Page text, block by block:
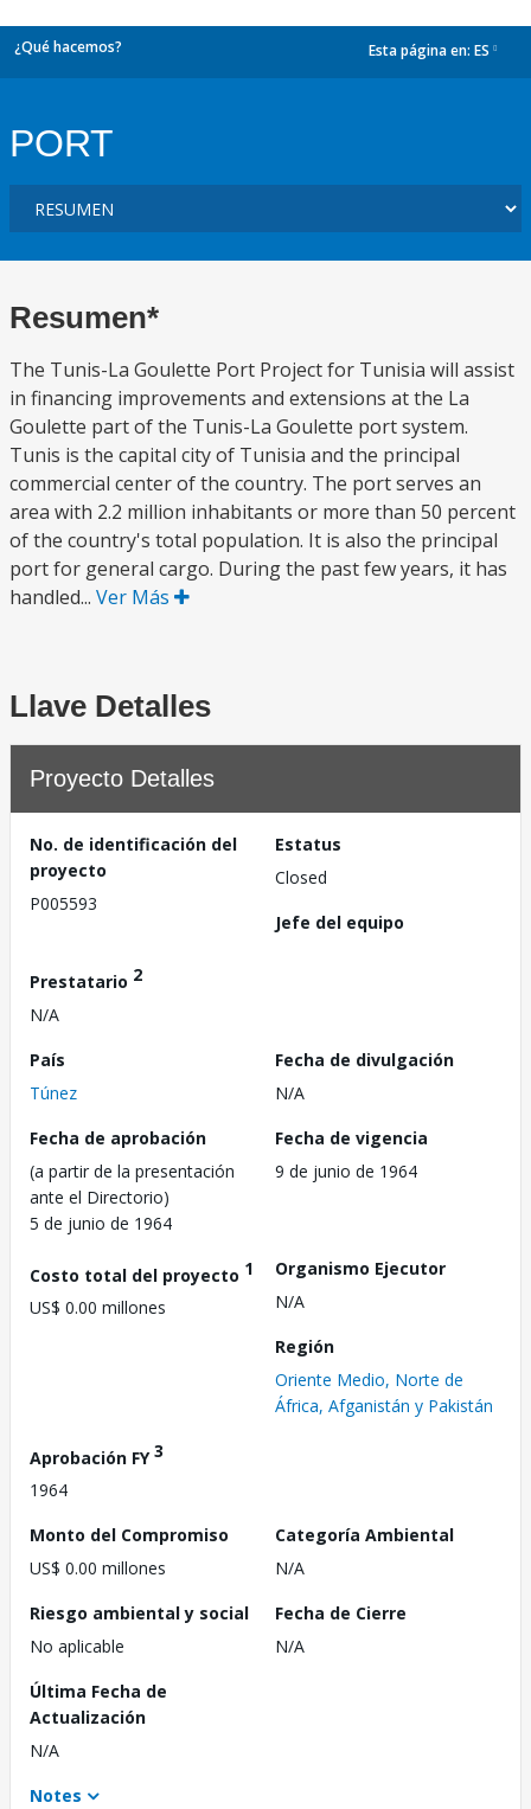
¿Qué hacemos? Esta página en: ES
PORT
Resumen*
The Tunis-La Goulette Port Project for Tunisia will assist
in financing improvements and extensions at the La
Goulette part of the Tunis-La Goulette port system.
Tunis is the capital city of Tunisia and the principal
commercial center of the country. The port serves an
area with 2.2 million inhabitants or more than 50 percent
of the country's total population. It is also the principal
port for general cargo. During the past few years, it has
handled... Ver Más
Llave Detalles
Proyecto Detalles
No. de identificación del
proyecto
P005593
Estatus
Closed
Jefe del equipo
Prestatario 2
N/A
País
Túnez
Fecha de divulgación
N/A
Fecha de aprobación
(a partir de la presentación
ante el Directorio)
5 de junio de 1964
Fecha de vigencia
9 de junio de 1964
Costo total del proyecto 1
US$ 0.00 millones
Organismo Ejecutor
N/A
Región
Oriente Medio, Norte de
África, Afganistán y Pakistán
Aprobación FY3
1964
Monto del Compromiso
US$ 0.00 millones
Categoría Ambiental
N/A
Riesgo ambiental y social
No aplicable
Fecha de Cierre
N/A
Última Fecha de
Actualización
N/A
Notes